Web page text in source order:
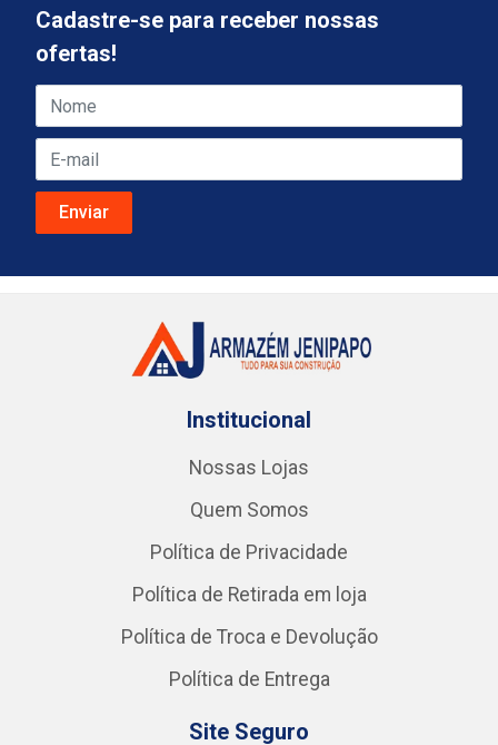
Cadastre-se para receber nossas
ofertas!
Institucional
Nossas Lojas
Quem Somos
Política de Privacidade
Política de Retirada em loja
Política de Troca e Devolução
Política de Entrega
Site Seguro